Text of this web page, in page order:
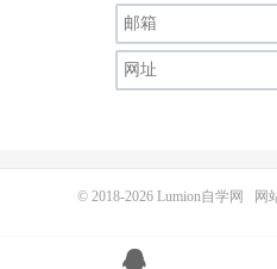
© 2018-2026 Lumion自学网 网